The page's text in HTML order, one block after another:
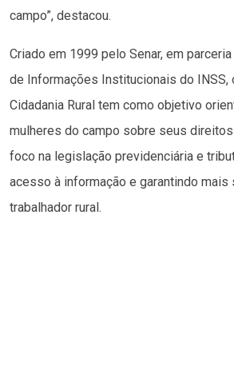
campo”, destacou.
Criado em 1999 pelo Senar, em
de Informações Institucionais do INSS,
Cidadania Rural tem como objetivo
mulheres do campo sobre seus
foco na legislação previdenciária e
acesso à informação e garantindo mais
trabalhador rural.